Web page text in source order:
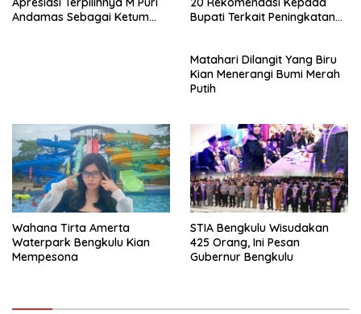
Andamas Sebagai Ketum
Bupati Terkait Peningkatan
Matahari Dilangit Yang Biru
Kian Menerangi Bumi Merah
Putih
Wahana Tirta Amerta
Waterpark Bengkulu Kian
Mempesona
STIA Bengkulu Wisudakan
425 Orang, Ini Pesan
Gubernur Bengkulu